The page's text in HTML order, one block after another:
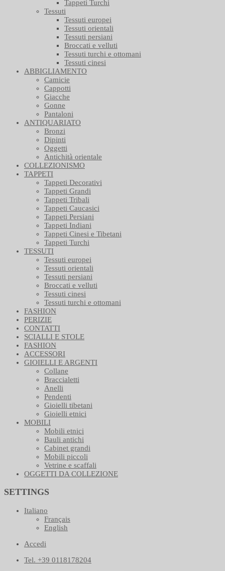
Tappeti Turchi
Tessuti
Tessuti europei
Tessuti orientali
Tessuti persiani
Broccati e velluti
Tessuti turchi e ottomani
Tessuti cinesi
ABBIGLIAMENTO
Camicie
Cappotti
Giacche
Gonne
Pantaloni
ANTIQUARIATO
Bronzi
Dipinti
Oggetti
Antichità orientale
COLLEZIONISMO
TAPPETI
Tappeti Decorativi
Tappeti Grandi
Tappeti Tribali
Tappeti Caucasici
Tappeti Persiani
Tappeti Indiani
Tappeti Cinesi e Tibetani
Tappeti Turchi
TESSUTI
Tessuti europei
Tessuti orientali
Tessuti persiani
Broccati e velluti
Tessuti cinesi
Tessuti turchi e ottomani
FASHION
PERIZIE
CONTATTI
SCIALLI E STOLE
FASHION
ACCESSORI
GIOIELLI E ARGENTI
Collane
Braccialetti
Anelli
Pendenti
Gioielli tibetani
Gioielli etnici
MOBILI
Mobili etnici
Bauli antichi
Cabinet grandi
Mobili piccoli
Vetrine e scaffali
OGGETTI DA COLLEZIONE
SETTINGS
Italiano
Français
English
Accedi
Tel. +39 0118178204